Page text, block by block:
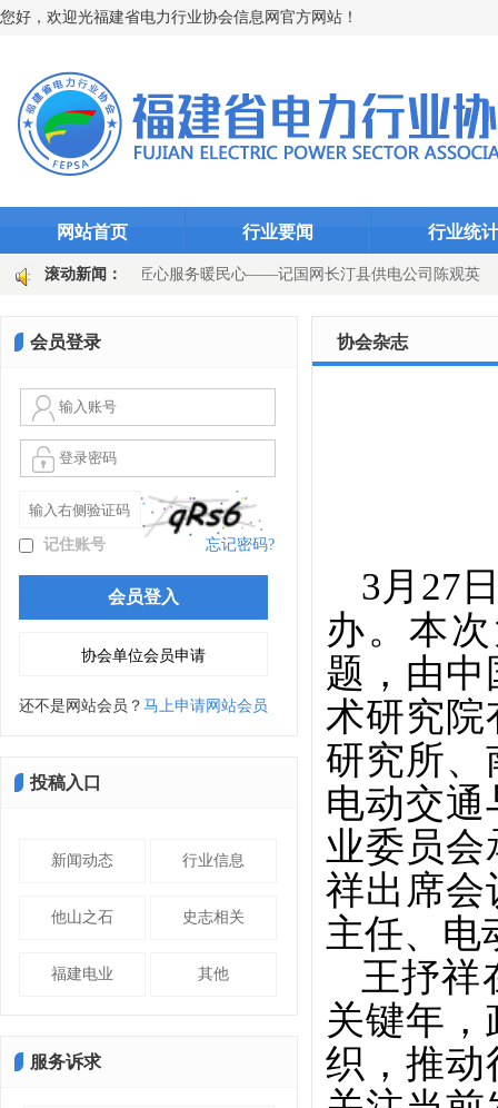
您好，欢迎光福建省电力行业协会信息网官方网站！
网站首页 行业要闻 行业统计
滚动新闻：
扎根一线守初心 匠心服务暖民心——记国网长汀县供电公司陈观英
永安发电公司：迎峰度夏显担当 “度度关爱”护光明
会员登录
记住账号 忘记密码?
还不是网站会员？ 马上申请网站会员
投稿入口
新闻动态 行业信息
他山之石 史志相关
福建电业 其他
服务诉求
协会杂志
3月27
办。本
题，由
术研究院
研究所、
电动交
业委员
祥出席会
主任、电
王抒祥
关键年
织，推动